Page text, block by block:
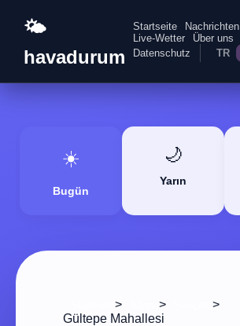
🌤️
havadurum
Startseite Nachrichten
Live-Wetter
Über uns
Datenschutz
TR
☀️
Bugün
🌙
Yarın
> >
>
Gültepe Mahallesi